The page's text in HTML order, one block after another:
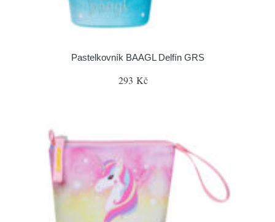
Pastelkovník BAAGL Delfín GRS
293 Kč